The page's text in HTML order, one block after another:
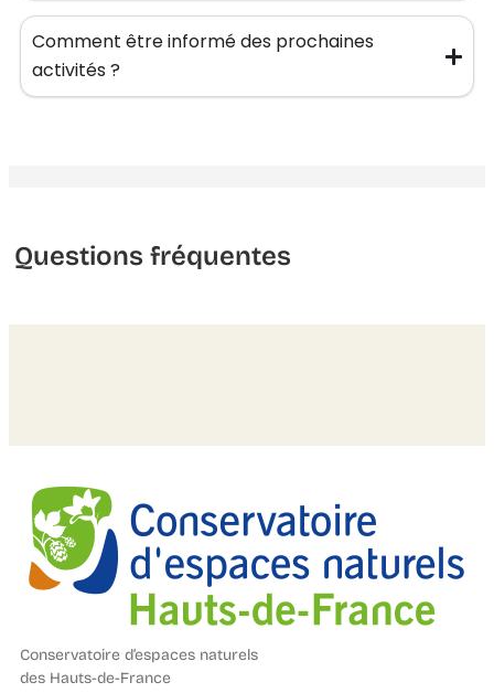
Comment être informé des prochaines
activités ?
Questions fréquentes
Conservatoire d’espaces naturels
des Hauts-de-France